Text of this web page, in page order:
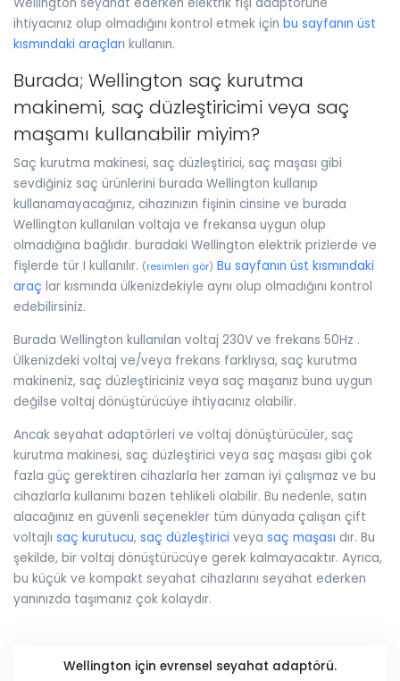
ihtiyacınız olup olmadığını kontrol etmek için bu sayfanın üst
kısmındaki araçları kullanın.
Burada; Wellington saç kurutma
makinemi, saç düzleştiricimi veya saç
maşamı kullanabilir miyim?
Saç kurutma makinesi, saç düzleştirici, saç maşası gibi
sevdiğiniz saç ürünlerini burada Wellington kullanıp
kullanamayacağınız, cihazınızın fişinin cinsine ve burada
Wellington kullanılan voltaja ve frekansa uygun olup
olmadığına bağlıdır. buradaki Wellington elektrik prizlerde ve
fişlerde tür I kullanılır. (resimleri gör) Bu sayfanın üst kısmındaki
araç lar kısmında ülkenizdekiyle aynı olup olmadığını kontrol
edebilirsiniz.
Burada Wellington kullanılan voltaj 230V ve frekans 50Hz .
Ülkenizdeki voltaj ve/veya frekans farklıysa, saç kurutma
makineniz, saç düzleştiriciniz veya saç maşanız buna uygun
değilse voltaj dönüştürücüye ihtiyacınız olabilir.
Ancak seyahat adaptörleri ve voltaj dönüştürücüler, saç
kurutma makinesi, saç düzleştirici veya saç maşası gibi çok
fazla güç gerektiren cihazlarla her zaman iyi çalışmaz ve bu
cihazlarla kullanımı bazen tehlikeli olabilir. Bu nedenle, satın
alacağınız en güvenli seçenekler tüm dünyada çalışan çift
voltajlı saç kurutucu, saç düzleştirici veya saç maşası dır. Bu
şekilde, bir voltaj dönüştürücüye gerek kalmayacaktır. Ayrıca,
bu küçük ve kompakt seyahat cihazlarını seyahat ederken
yanınızda taşımanız çok kolaydır.
Wellington için evrensel seyahat adaptörü.